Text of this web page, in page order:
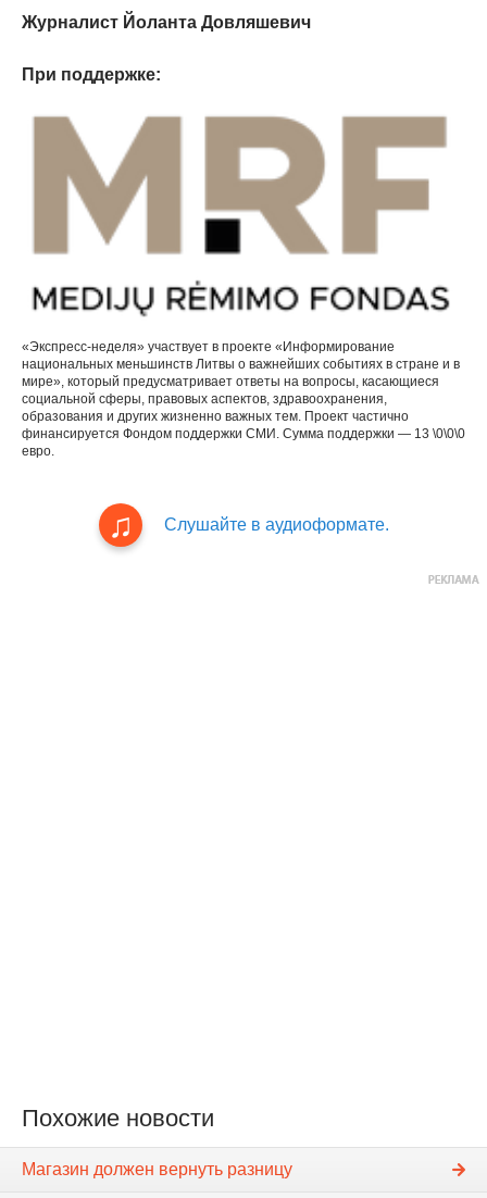
Журналист Йоланта Довляшевич
При поддержке:
«Экспресс-неделя» участвует в проекте «Информирование
национальных меньшинств Литвы о важнейших событиях в стране и в
мире», который предусматривает ответы на вопросы, касающиеся
социальной сферы, правовых аспектов, здравоохранения,
образования и других жизненно важных тем. Проект частично
финансируется Фондом поддержки СМИ. Сумма поддержки — 13 \0\0\0
евро.
Слушайте в аудиоформате.
Похожие новости
Магазин должен вернуть разницу